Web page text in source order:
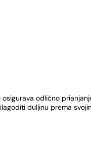
odlično
duljinu prema